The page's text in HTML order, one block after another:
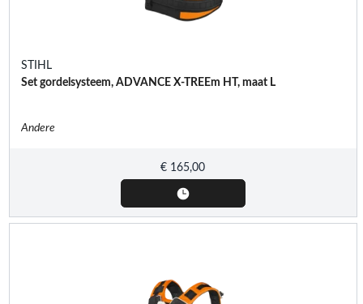
STIHL
Set gordelsysteem, ADVANCE X-TREEm HT, maat L
Andere
€ 165,00